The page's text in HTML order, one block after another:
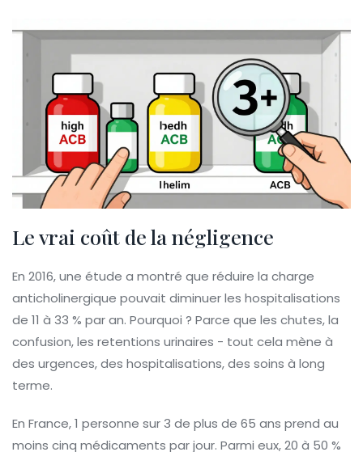
Le vrai coût de la négligence
En 2016, une étude a montré que réduire la charge
anticholinergique pouvait diminuer les hospitalisations
de 11 à 33 % par an. Pourquoi ? Parce que les chutes, la
confusion, les retentions urinaires - tout cela mène à
des urgences, des hospitalisations, des soins à long
terme.
En France, 1 personne sur 3 de plus de 65 ans prend au
moins cinq médicaments par jour. Parmi eux, 20 à 50 %